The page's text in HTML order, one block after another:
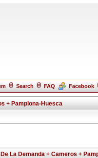
Search FAQ Facebook
+ Pamplona-Huesca
La Demanda + Cameros +